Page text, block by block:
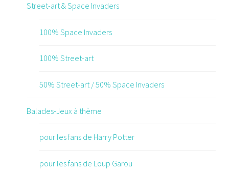
Street-art & Space Invaders
100% Space Invaders
100% Street-art
50% Street-art / 50% Space Invaders
Balades-Jeux à thème
pour les fans de Harry Potter
pour les fans de Loup Garou